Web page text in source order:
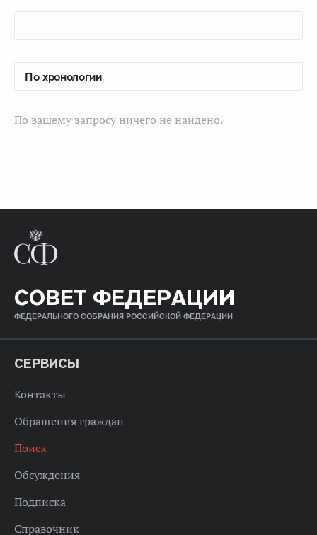
По вашему запросу ничего не найдено.
СОВЕТ ФЕДЕРАЦИИ
ФЕДЕРАЛЬНОГО СОБРАНИЯ РОССИЙСКОЙ ФЕДЕРАЦИИ
СЕРВИСЫ
Контакты
Обращения граждан
Поиск
Обсуждения
Подписка
Справочник